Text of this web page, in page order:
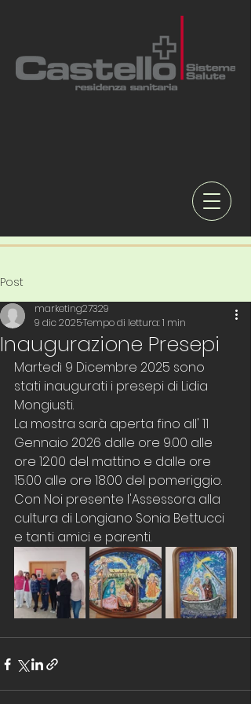
Post
Inaugurazione Presepi
marketing27329
9 dic 2025Tempo di lettura: 1 min
Martedì 9 Dicembre 2025 sono
stati inaugurati i presepi di Lidia
Mongiusti.
La mostra sarà aperta fino all' 11
Gennaio 2026 dalle ore 9.00 alle
ore 12:00 del mattino e dalle ore
15.00 alle ore 18.00 del pomeriggio.
Con Noi presente l'Assessora alla
cultura di Longiano Sonia Bettucci
e tanti amici e parenti.